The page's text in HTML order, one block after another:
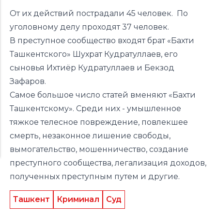
От их действий пострадали 45 человек. По
уголовному делу проходят 37 человек.
В преступное сообщество входят брат «Бахти
Ташкентского» Шухрат Кудратуллаев, его
сыновья Ихтиёр Кудратуллаев и Бекзод
Зафаров.
Самое большое число статей вменяют «Бахти
Ташкентскому». Среди них - умышленное
тяжкое телесное повреждение, повлекшее
смерть, незаконное лишение свободы,
вымогательство, мошенничество, создание
преступного сообщества, легализация доходов,
полученных преступным путем и другие.
Ташкент Криминал Суд